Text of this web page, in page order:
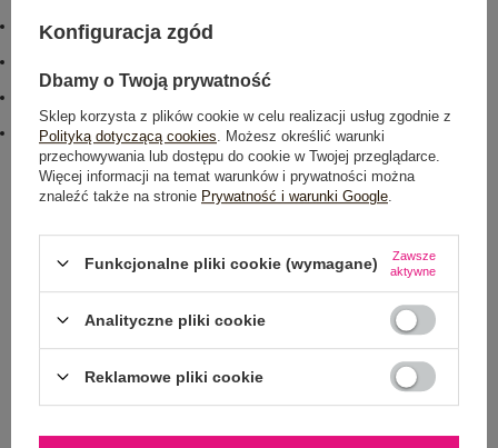
#materiał dominujący:
bawełna
69% bawełna ,29% poliester,1% wiskoza,
suwak
#sposób prania :
pranie w pralce w 30°C
Rozmiar: XS
Dostępny
NEWSLETTER
Konfiguracja zgód
Dbamy o Twoją prywatność
Sklep korzysta z plików cookie w celu realizacji usług zgodnie z
Polityką dotyczącą cookies . Możesz określić warunki
przechowywania lub dostępu do cookie w Twojej przeglądarce.
Więcej informacji na temat warunków i prywatności można
znaleźć także na stronie Prywatność i warunki Google
Funkcjonalne pliki cookie (wymagane)
Zawsze
aktywne
Analityczne pliki cookie
Reklamowe pliki cookie